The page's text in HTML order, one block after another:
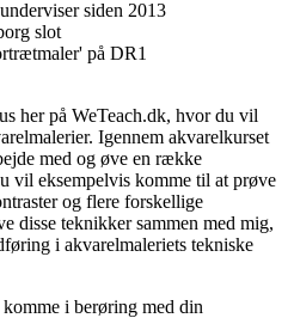
siden 2013
slot
på DR1
her på WeTeach.dk, hvor du vil
Igennem akvarelkurset
med og øve en række
vil eksempelvis komme til at prøve
og flere forskellige
disse teknikker sammen med mig,
i akvarelmaleriets tekniske
i berøring med din